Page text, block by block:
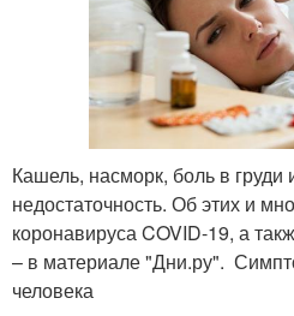
Кашель, насморк, боль в груди
недостаточность. Об этих и
коронавируса COVID-19, а
– в материале "Дни.ру".
человека